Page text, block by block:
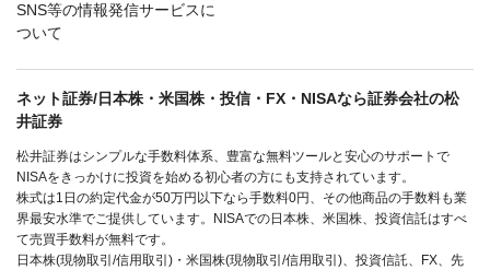
SNS等の情報発信サービスに
ついて
ネット証券/日本株・米国株・投信・FX・NISAなら証券会社の松
井証券
松井証券はシンプルな手数料体系、豊富な無料ツールと安心のサポートで
NISAをきっかけに投資を始める初心者の方にも支持されています。
株式は1日の約定代金が50万円以下なら手数料0円、その他商品の手数料も業
界最安水準でご提供しています。NISAでの日本株、米国株、投資信託はすべ
て売買手数料が無料です。
日本株(現物取引/信用取引)・米国株(現物取引/信用取引)、投資信託、FX、先